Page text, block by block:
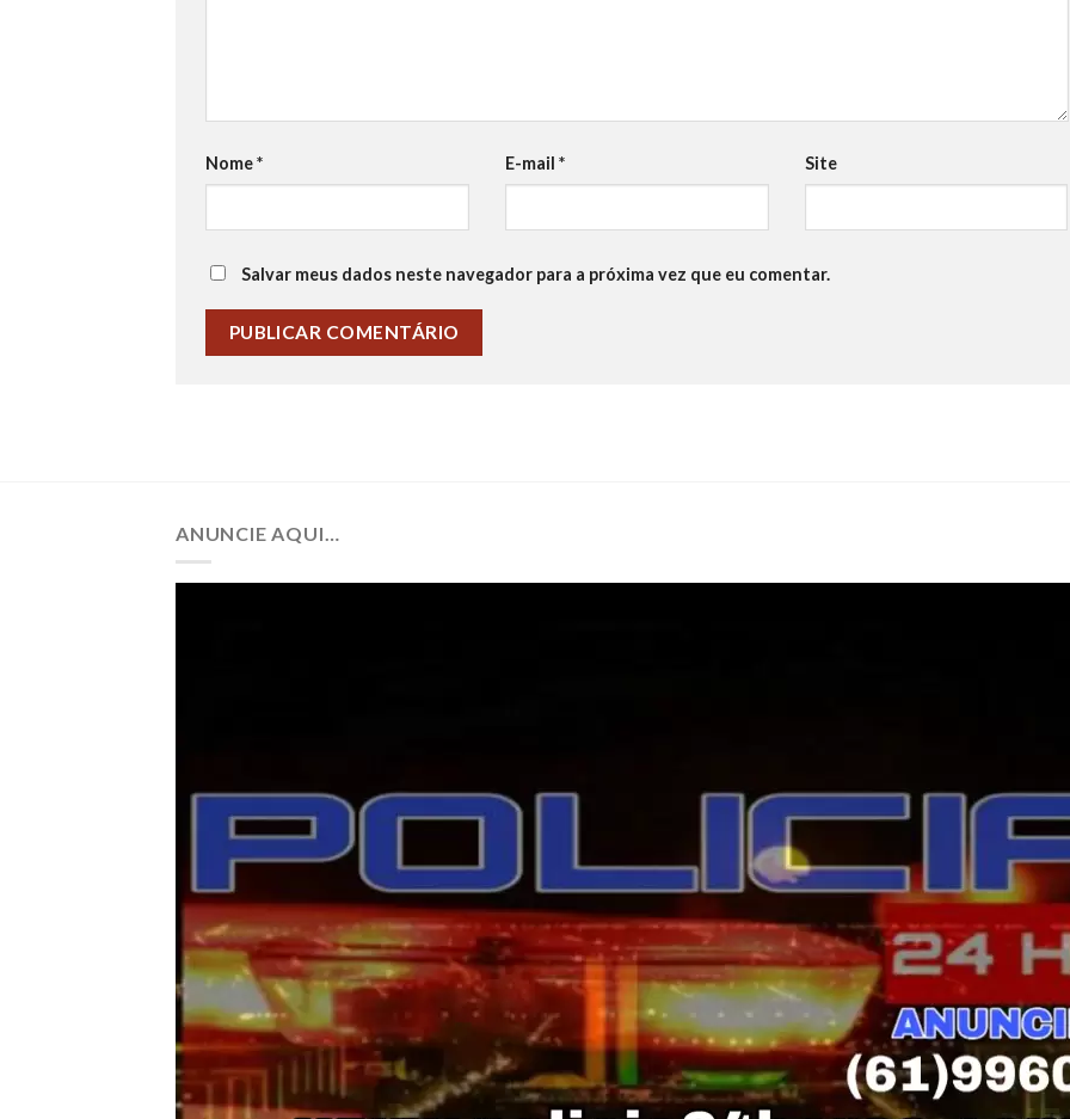
Nome* E-mail * Site
Salvar meus dados neste navegador para a próxima vez que eu comentar.
ANUNCIE AQUI…